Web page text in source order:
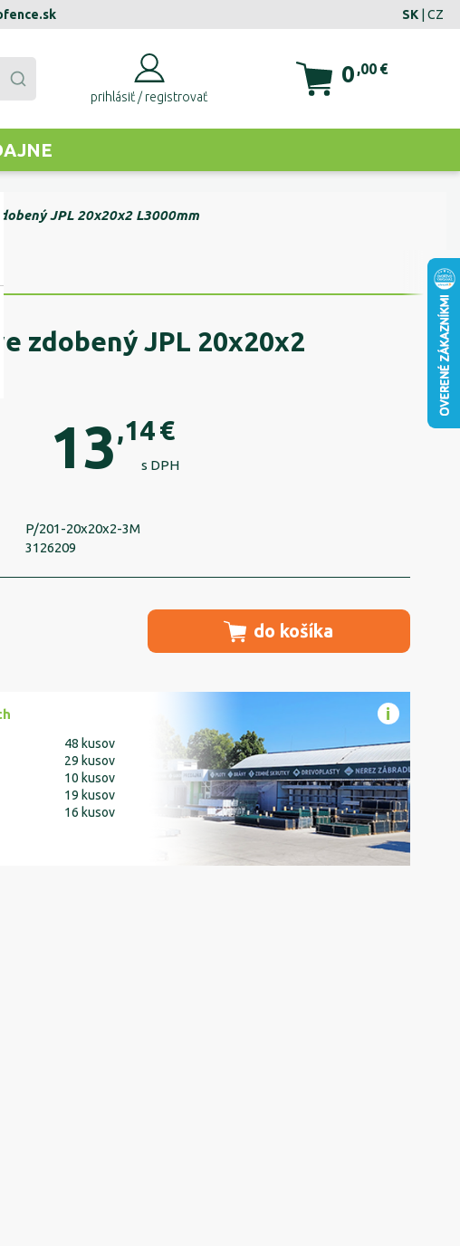
SK | CZ
prihlásiť / registrovať
0 ,00 €
JPL 20x20x2 L3000mm
zdobený JPL 20x20x2
13,14€
s DPH
P/201-20x20x2-3M
3126209
do košíka
48 kusov
29 kusov
10 kusov
19 kusov
16 kusov